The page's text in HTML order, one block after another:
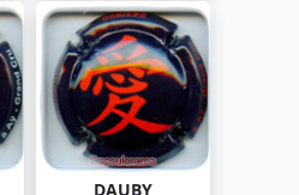
DAUBY